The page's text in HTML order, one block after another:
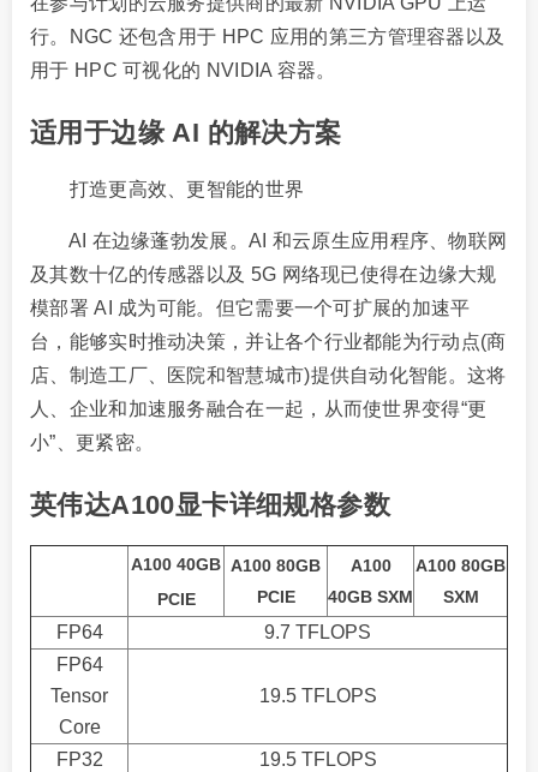
行。NGC 还包含用于 HPC 应用的第三方管理容器以及
用于 HPC 可视化的 NVIDIA 容器。
适用于边缘 AI 的解决方案
打造更高效、更智能的世界
AI 在边缘蓬勃发展。AI 和云原生应用程序、物联网
及其数十亿的传感器以及 5G 网络现已使得在边缘大规
模部署 AI 成为可能。但它需要一个可扩展的加速平
台，能够实时推动决策，并让各个行业都能为行动点(商
店、制造工厂、医院和智慧城市)提供自动化智能。这将
人、企业和加速服务融合在一起，从而使世界变得“更
小”、更紧密。
英伟达A100显卡详细规格参数
A100 40GB
PCIE
A100 80GB
PCIE
A100
40GB SXM
A100 80GB
SXM
FP64
9.7 TFLOPS
FP64
Tensor
Core
19.5 TFLOPS
FP32
19.5 TFLOPS